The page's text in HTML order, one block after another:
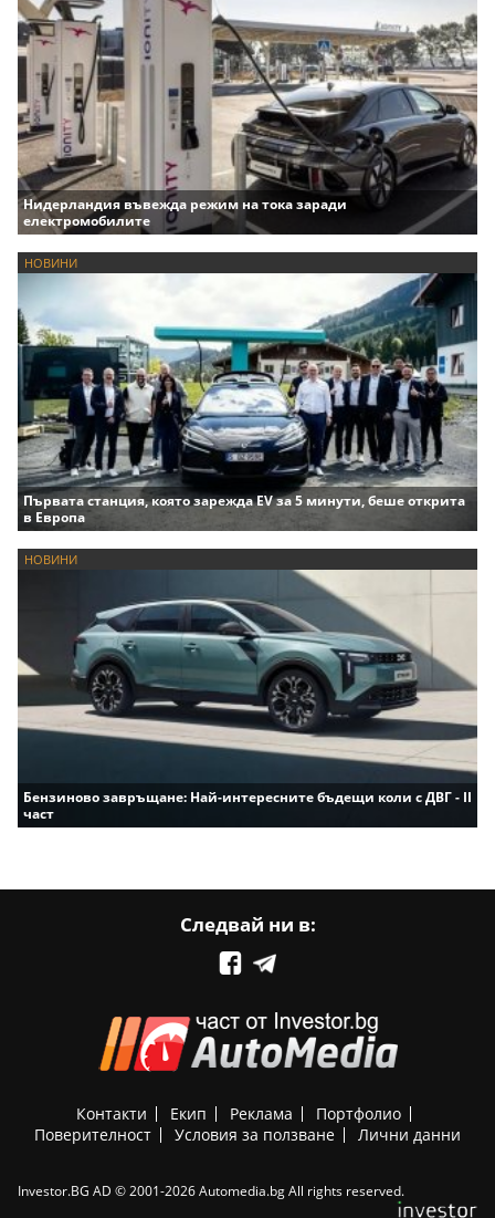
Нидерландия въвежда режим на тока заради
електромобилите
НОВИНИ
Първата станция, която зарежда EV за 5 минути, беше открита
в Европа
НОВИНИ
Бензиново завръщане: Най-интересните бъдещи коли с ДВГ - II
част
Следвай ни в:
Контакти Екип Реклама
Портфолио
Поверителност
Условия за ползване Лични данни
Investor.BG AD © 2001-2026 Automedia.bg All rights reserved.